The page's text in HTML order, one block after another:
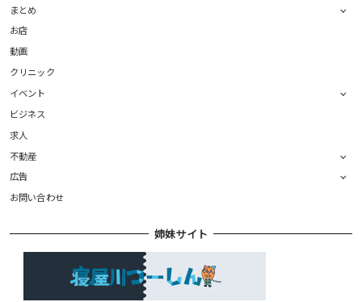
まとめ
お店
動画
クリニック
イベント
ビジネス
求人
不動産
広告
お問い合わせ
姉妹サイト